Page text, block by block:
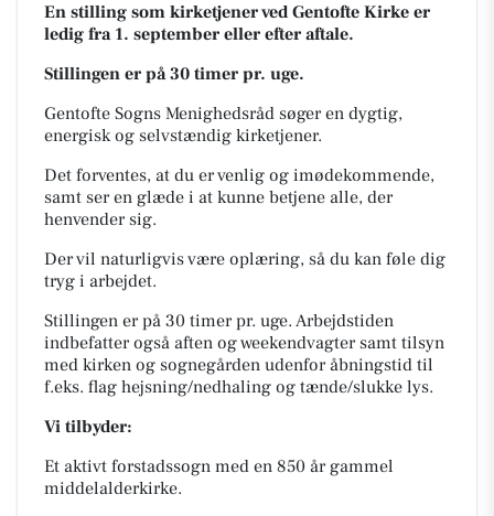
En stilling som kirketjener ved Gentofte Kirke er
ledig fra 1. september eller efter aftale.
Stillingen er på 30 timer pr. uge.
Gentofte Sogns Menighedsråd søger en dygtig,
energisk og selvstændig kirketjener.
Det forventes, at du er venlig og imødekommende,
samt ser en glæde i at kunne betjene alle, der
henvender sig.
Der vil naturligvis være oplæring, så du kan føle dig
tryg i arbejdet.
Stillingen er på 30 timer pr. uge. Arbejdstiden
indbefatter også aften og weekendvagter samt tilsyn
med kirken og sognegården udenfor åbningstid til
f.eks. flag hejsning/nedhaling og tænde/slukke lys.
Vi tilbyder:
Et aktivt forstadssogn med en 850 år gammel
middelalderkirke.